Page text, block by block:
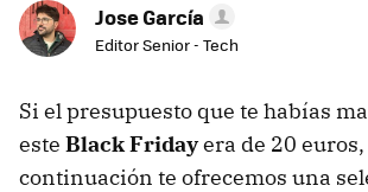
Jose García
Editor Senior - Tech
Si el presupuesto que te habías
este Black Fridayera de 20 euros,
continuación te ofrecemos una